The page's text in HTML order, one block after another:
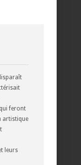
feront
artistique
leurs